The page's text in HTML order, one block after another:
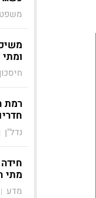
משפט
נדל"ן
מתי
מדע |